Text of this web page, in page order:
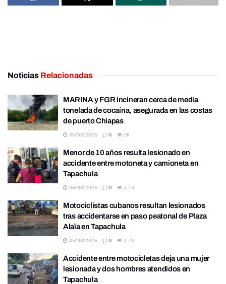
Noticias Relacionadas
MARINA y FGR incineran cerca de media
tonelada de cocaína, asegurada en las costas
de puerto Chiapas
06/08/2026 0 2K
Menor de 10 años resulta lesionado en
accidente entre motoneta y camioneta en
Tapachula
06/08/2026 0 2.1K
Motociclistas cubanos resultan lesionados
tras accidentarse en paso peatonal de Plaza
Alaïa en Tapachula
05/08/2026 0 2.2K
Accidente entre motocicletas deja una mujer
lesionada y dos hombres atendidos en
Tapachula